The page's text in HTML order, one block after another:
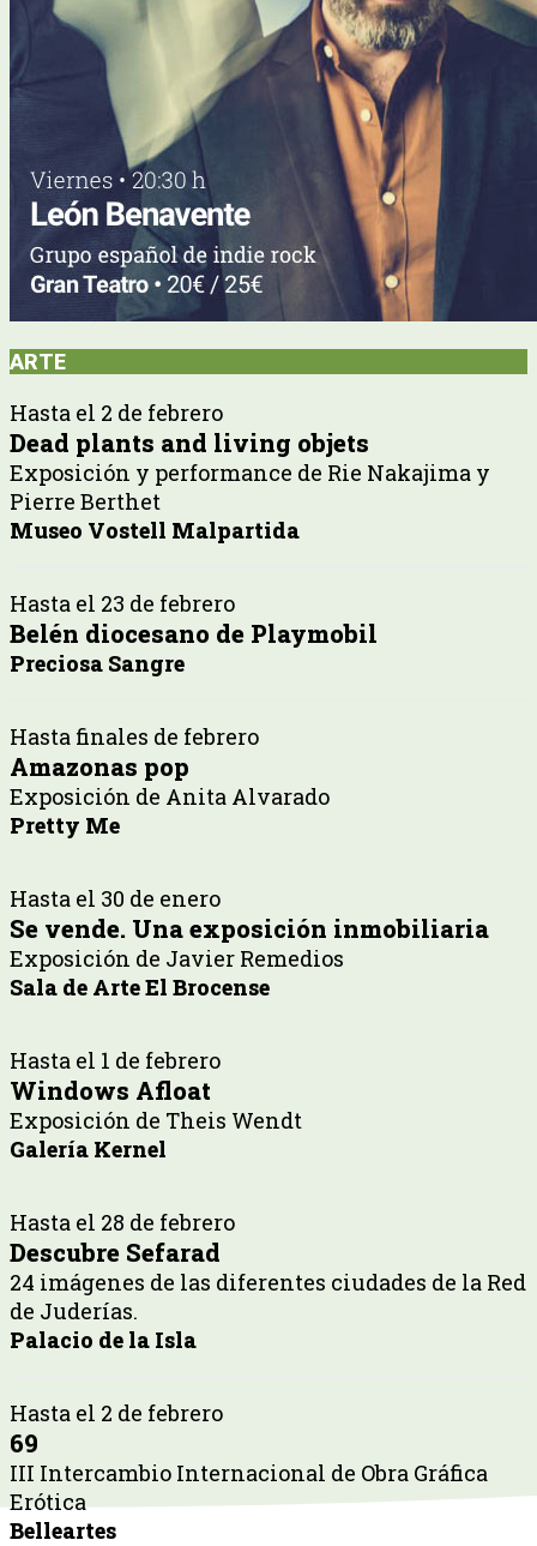
ARTE
Hasta el 2 de febrero
Dead plants and living objets
Exposición y performance de Rie Nakajima y
Pierre Berthet
Museo Vostell Malpartida
Hasta el 23 de febrero
Belén diocesano de Playmobil
Preciosa Sangre
Hasta finales de febrero
Amazonas pop
Exposición de Anita Alvarado
Pretty Me
Hasta el 30 de enero
Se vende. Una exposición inmobiliaria
Exposición de Javier Remedios
Sala de Arte El Brocense
Hasta el 1 de febrero
Windows Afloat
Exposición de Theis Wendt
Galería Kernel
Hasta el 28 de febrero
Descubre Sefarad
24 imágenes de las diferentes ciudades de la Red
de Juderías.
Palacio de la Isla
Hasta el 2 de febrero
69
III Intercambio Internacional de Obra Gráfica
Erótica
Belleartes